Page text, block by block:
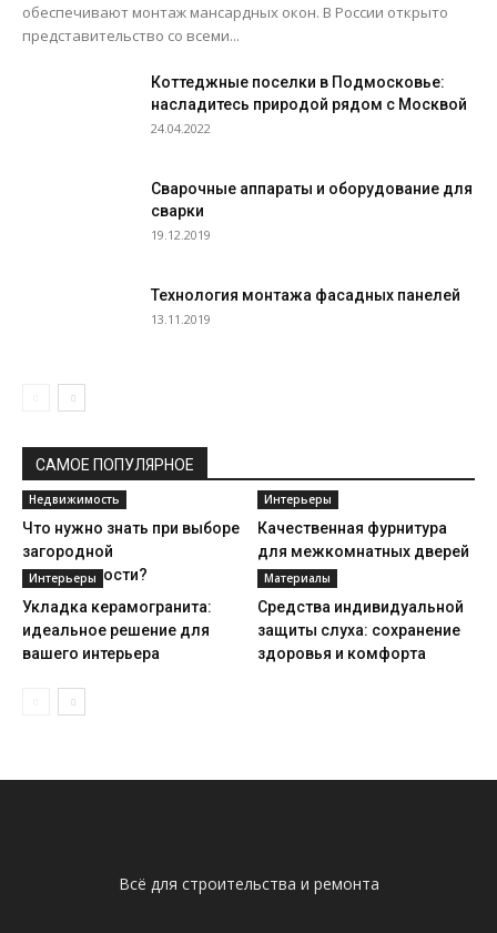
обеспечивают монтаж мансардных окон. В России открыто
представительство со всеми...
Коттеджные поселки в Подмосковье:
насладитесь природой рядом с Москвой
24.04.2022
Сварочные аппараты и оборудование для
сварки
19.12.2019
Технология монтажа фасадных панелей
13.11.2019
САМОЕ ПОПУЛЯРНОЕ
Недвижимость
Что нужно знать при выборе
загородной
недвижимости?
Интерьеры
Качественная фурнитура
для межкомнатных дверей
Интерьеры
Укладка керамогранита:
идеальное решение для
вашего интерьера
Материалы
Средства индивидуальной
защиты слуха: сохранение
здоровья и комфорта
Всё для строительства и ремонта